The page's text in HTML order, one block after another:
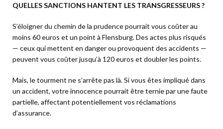
QUELLES SANCTIONS HANTENT LES TRANSGRESSEURS ?
S’éloigner du chemin de la prudence pourrait vous coûter au
moins 60 euros et un point à Flensburg. Des actes plus risqués
— ceux qui mettent en danger ou provoquent des accidents —
peuvent vous coûter jusqu’à 120 euros et doubler les points.
Mais, le tourment ne s’arrête pas là. Si vous êtes impliqué dans
un accident, votre innocence pourrait être ternie par une faute
partielle, affectant potentiellement vos réclamations
d’assurance.